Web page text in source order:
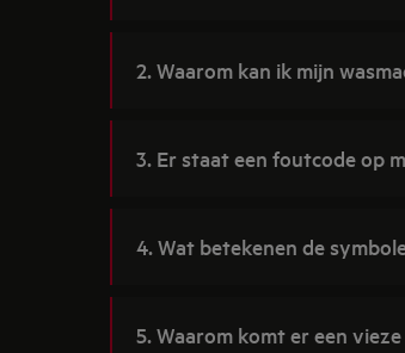
2. Waarom kan ik mijn
3. Er staat een foutcode op
4. Wat betekenen de
5. Waarom komt er een